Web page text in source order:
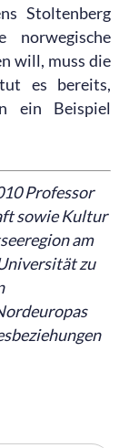
Stoltenberg
norwegische
will, muss die
es bereits,
ein Beispiel
Professor
sowie Kultur
am
zu